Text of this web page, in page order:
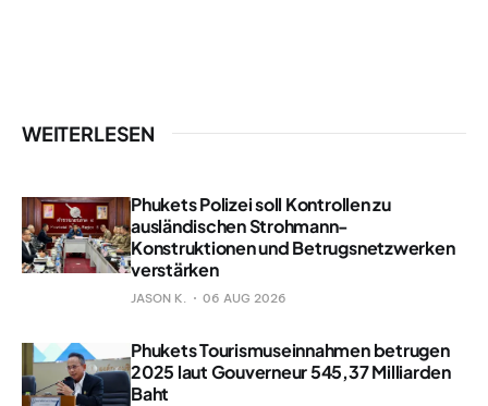
WEITERLESEN
Phukets Polizei soll Kontrollen zu
ausländischen Strohmann-
Konstruktionen und Betrugsnetzwerken
verstärken
JASON K. 06 AUG 2026
Phukets Tourismuseinnahmen betrugen
2025 laut Gouverneur 545,37 Milliarden
Baht